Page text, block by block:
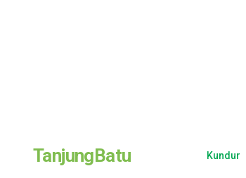
TanjungBatu Kundur